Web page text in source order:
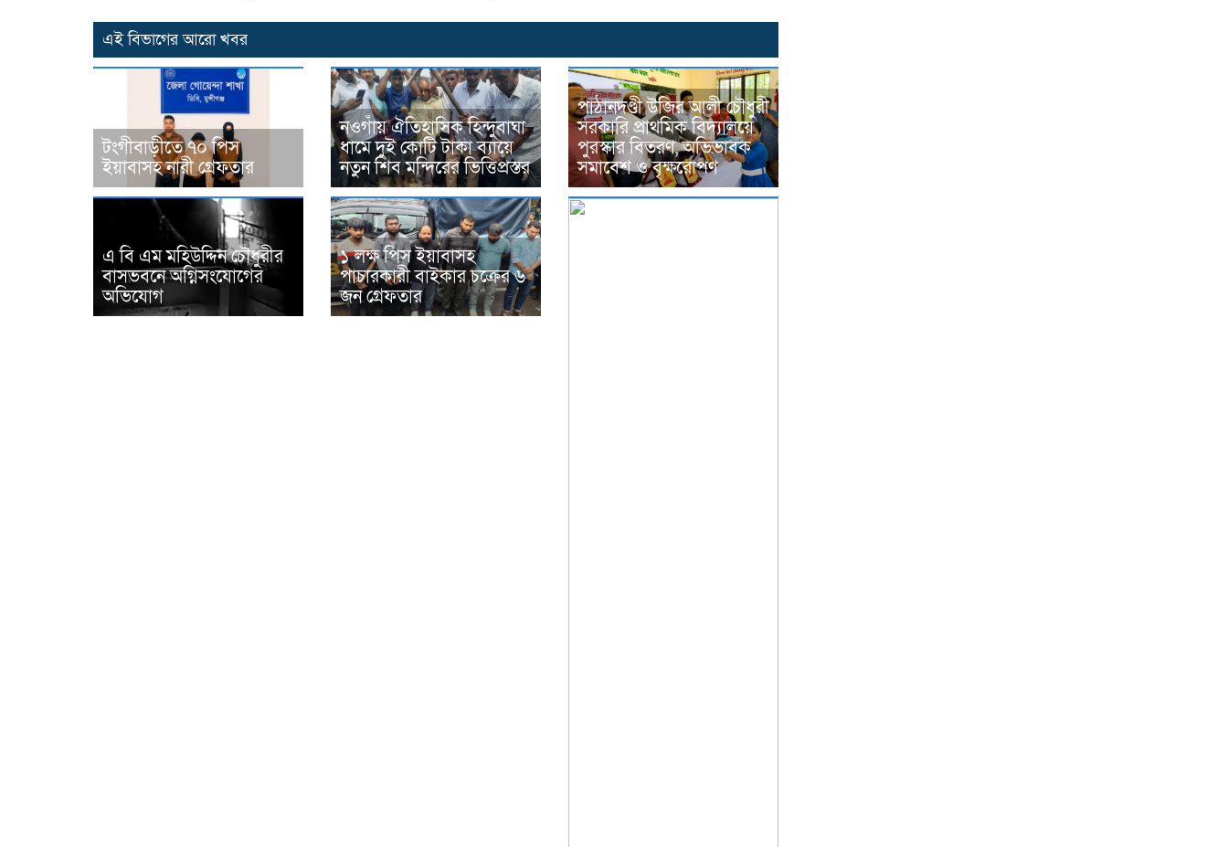
এই বিভাগের আরো খবর
টংগীবাড়ীতে ৭০ পিস
ইয়াবাসহ নারী গ্রেফতার
নওগাঁয় ঐতিহাসিক হিন্দুবাঘা
ধামে দুই কোটি টাকা ব্যায়ে
নতুন শিব মন্দিরের ভিত্তিপ্রস্তর
পাঠানদণ্ডী উজির আলী চৌধুরী
সরকারি প্রাথমিক বিদ্যালয়ে
পুরস্কার বিতরণ, অভিভাবক
সমাবেশ ও বৃক্ষরোপণ
এ বি এম মহিউদ্দিন চৌধুরীর
বাসভবনে অগ্নিসংযোগের
অভিযোগ
১ লক্ষ পিস ইয়াবাসহ
পাচারকারী বাইকার চক্রের ৬
জন গ্রেফতার